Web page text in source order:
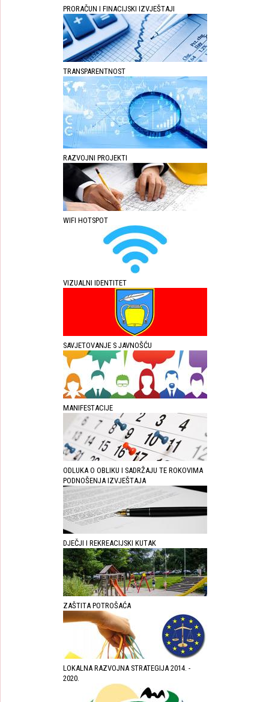
PRORAČUN I FINACIJSKI IZVJEŠTAJI
TRANSPARENTNOST
RAZVOJNI PROJEKTI
WIFI HOTSPOT
VIZUALNI IDENTITET
SAVJETOVANJE S JAVNOŠĆU
MANIFESTACIJE
ODLUKA O OBLIKU I SADRŽAJU TE ROKOVIMA
PODNOŠENJA IZVJEŠTAJA
DJEČJI I REKREACIJSKI KUTAK
ZAŠTITA POTROŠAĆA
LOKALNA RAZVOJNA STRATEGIJA 2014. -
2020.